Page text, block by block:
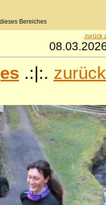
Bereiches
zurück
.:|:.